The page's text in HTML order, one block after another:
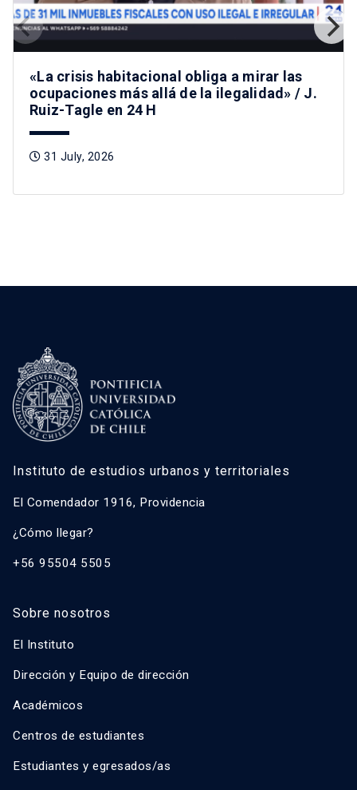
«La crisis habitacional obliga a mirar las
ocupaciones más allá de la ilegalidad» / J.
Ruiz-Tagle en 24 H
31 July, 2026
Instituto de estudios urbanos y territoriales
El Comendador 1916, Providencia
¿Cómo llegar?
+56 95504 5505
Sobre nosotros
El Instituto
Dirección y Equipo de dirección
Académicos
Centros de estudiantes
Estudiantes y egresados/as